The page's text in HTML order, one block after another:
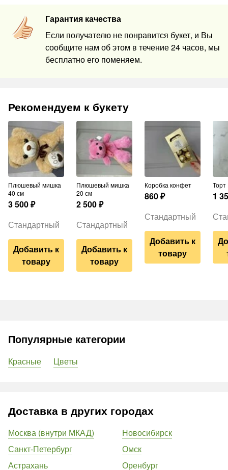
Гарантия качества
Если получателю не понравится букет, и Вы
сообщите нам об этом в течение 24 часов, мы
бесплатно его поменяем.
Рекомендуем к букету
Плюшевый мишка
40 см
3 500₽
Стандартный
Добавить к
товару
Плюшевый мишка
20 см
2 500₽
Стандартный
Добавить к
товару
Коробка конфет
860₽
Стандартный
Добавить к
товару
1
Популярные категории
Красные Цветы
Доставка в других городах
Москва (внутри МКАД)
Санкт-Петербург
Астрахань
Новосибирск
Омск
Оренбург